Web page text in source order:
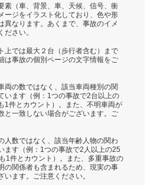
素（車、背景、車、天候、信号、衝
ージをイラスト化しており、色や形
異なります。あくまで、事故のイメ
さい。
上では最大２台（歩行者含む）まで
は事故の個別ページの文字情報をご
両の数ではなく、該当車両種別の関
います（例：1つの事故で2台以上の
1件とカウント）。また、不明車両が
と一致しない場合がございます。ご
人数ではなく、該当年齢人物の関わ
ます（例：1つの事故で2人以上の25
1件とカウント）。また、多重事故の
の関係者も含まれるため、現実の事
ます。ご注意ください。